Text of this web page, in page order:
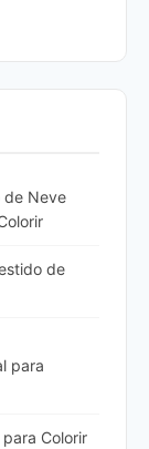
de Neve
de
para
Colorir